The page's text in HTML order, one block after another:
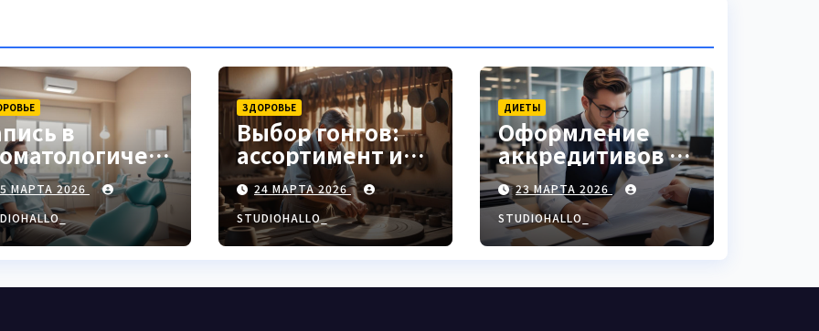
в
клинику
МАРТА 2026
ЗДОРОВЬЕ
Выбор гонгов:
ассортимент и
характеристики
24 МАРТА 2026
STUDIOHALLO_
ДИЕТЫ
Оформление
аккредитивов в
международной
торговле
23 МАРТА 2026
STUDIOHALLO_